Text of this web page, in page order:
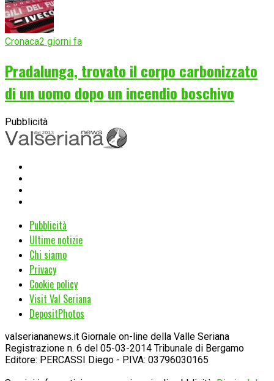
Cronaca2 giorni fa
Pradalunga, trovato il corpo carbonizzato
di un uomo dopo un incendio boschivo
Pubblicità
Pubblicità
Ultime notizie
Chi siamo
Privacy
Cookie policy
Visit Val Seriana
DepositPhotos
valseriananews.it Giornale on-line della Valle Seriana
Registrazione n. 6 del 05-03-2014 Tribunale di Bergamo
Editore: PERCASSI Diego - P.IVA: 03796030165